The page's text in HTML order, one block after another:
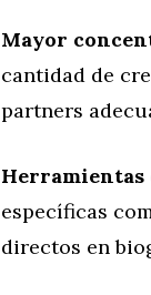
Mayor
cantidad de
partners
Herramientas
específicas
directos en